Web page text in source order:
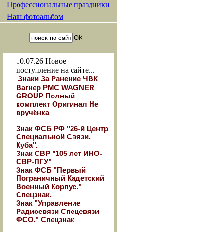
Профессиональные праздники
Наш фотоальбом
10.07.26 Новое
поступление на сайте...
Знаки За Ранение ЧВК
Вагнер РМС WAGNER
GROUP Полный
комплект Оригинал Не
вручёнка
Знак ФСБ РФ "26-й Центр
Специальной Связи.
Куба".
Знак СВР "105 лет ИНО-
СВР-ПГУ"
Знак ФСБ "Первый
Пограничный Кадетский
Военный Корпус."
Спецзнак.
Знак "Управление
Радиосвязи Спецсвязи
ФСО." Спецзнак